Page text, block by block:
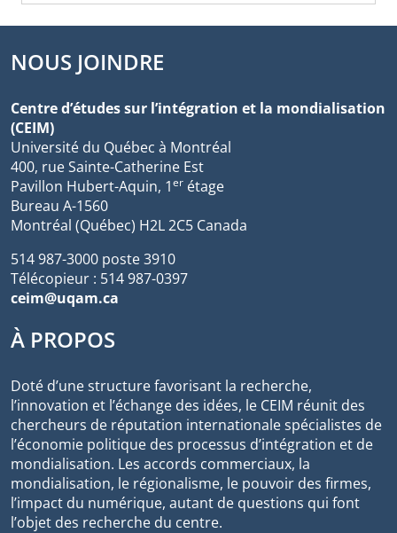
NOUS JOINDRE
Centre d’études sur l’intégration et la mondialisation
(CEIM)
Université du Québec à Montréal
400, rue Sainte-Catherine Est
Pavillon Hubert-Aquin, 1er étage
Bureau A-1560
Montréal (Québec) H2L 2C5 Canada
514 987-3000 poste 3910
Télécopieur : 514 987-0397
ceim@uqam.ca
À PROPOS
Doté d’une structure favorisant la recherche,
l’innovation et l’échange des idées, le CEIM réunit des
chercheurs de réputation internationale spécialistes de
l’économie politique des processus d’intégration et de
mondialisation. Les accords commerciaux, la
mondialisation, le régionalisme, le pouvoir des firmes,
l’impact du numérique, autant de questions qui font
l’objet des recherche du centre.